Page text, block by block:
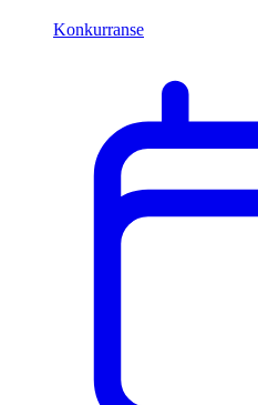
Konkurranse